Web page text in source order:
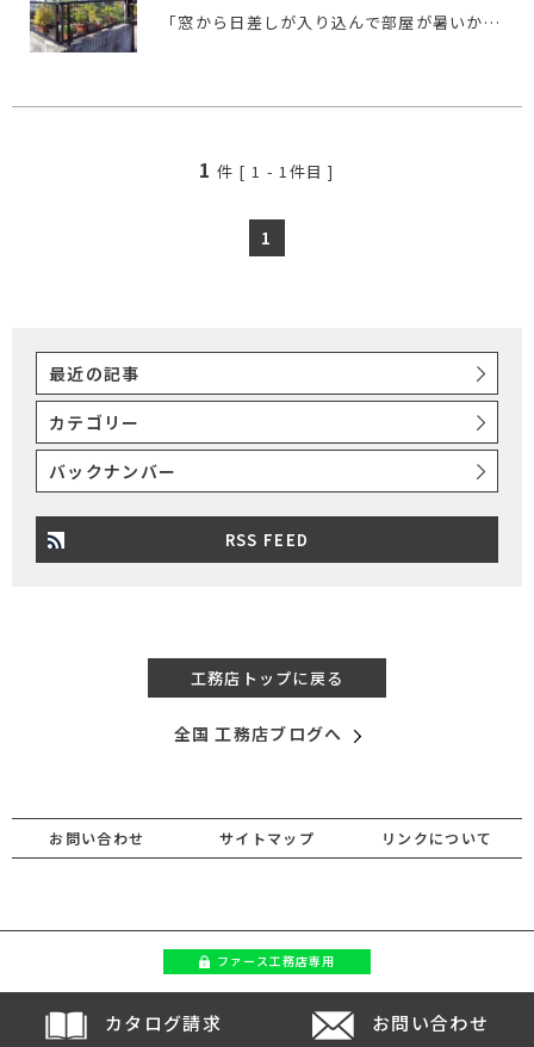
「窓から日差しが入り込んで部屋が暑いから、すだれをしたら今…
1 件 [1 -1件目 ]
1
最近の記事
カテゴリー
バックナンバー
RSS FEED
工務店トップに戻る
全国 工務店ブログへ
お問い合わせ サイトマップ リンクについて
ファース工務店専用
カタログ請求 お問い合わせ